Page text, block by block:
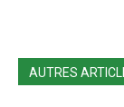
AUTRES